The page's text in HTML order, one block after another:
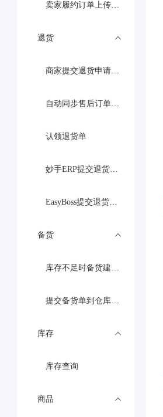
卖家履约订单上传面单
退货
商家提交退货申请流程
自动同步售后订单，并提交退货单到仓库
认领退货单
妙手ERP提交退货入库
EasyBoss提交退货入库
备货
库存不足时备货建议的使用方法
提交备货单到仓库、查看库存
库存
库存查询
商品